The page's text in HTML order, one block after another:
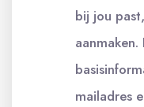
bij jou
mailadres